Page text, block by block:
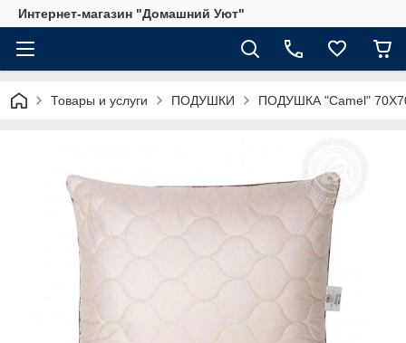
Интернет-магазин "Домашний Уют"
Товары и услуги ПОДУШКИ ПОДУШКА "Camel"